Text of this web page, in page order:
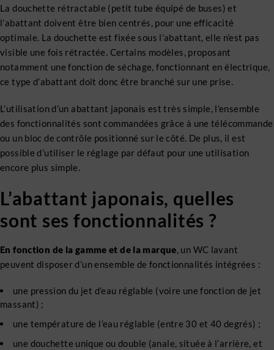
La douchette rétractable (petit tube équipé de buses) et
l’abattant doivent être bien centrés, pour une efficacité
optimale. La douchette est fixée sous l’abattant, elle n’est pas
visible une fois rétractée. Certains modèles, proposant
notamment une fonction de séchage, fonctionnant en électrique,
ce type d’abattant doit donc être branché sur une prise.
L’utilisation d’un abattant japonais est très simple, l’ensemble
des fonctionnalités sont commandées grâce à une télécommande
ou un bloc de contrôle positionné sur le côté. De plus, il est
possible d’utiliser le réglage par défaut pour une utilisation
encore plus simple.
L’abattant japonais, quelles
sont ses fonctionnalités ?
En fonction de la gamme et de la marque, un WC lavant
peuvent disposer d’un ensemble de fonctionnalités intégrées :
une pression du jet d’eau réglable (voire une fonction de jet
massant) ;
une température de l’eau réglable (entre 30 et 40 degrés) ;
une douchette unique ou double (anale, située à l’arrière, et